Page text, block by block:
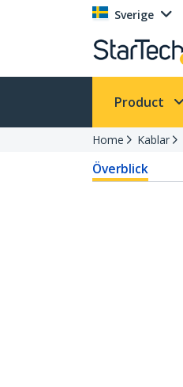
Sverige
Product
Home Kablar
Överblick